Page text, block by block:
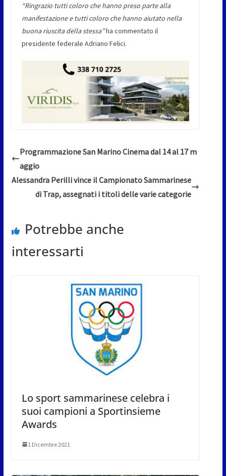
“Ringrazio tutti coloro che hanno preso parte alla
manifestazione e tutti coloro che hanno aiutato nella
buona riuscita della stessa”ha commentato il
presidente federale Adriano Felici.
Programmazione San Marino Cinema dal 14 al 17 m
aggio
Alessandra Perilli vince il Campionato Sammarinese
di Trap, assegnati i titoli delle varie categorie
Potrebbe anche
interessarti
Lo sport sammarinese celebra i
suoi campioni a Sportinsieme
Awards
1 Dicembre 2021